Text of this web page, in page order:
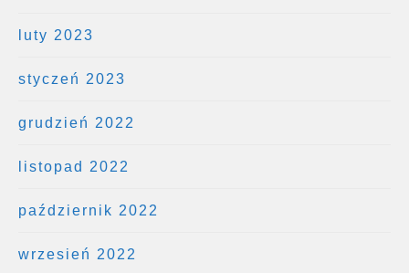
luty 2023
styczeń 2023
grudzień 2022
listopad 2022
październik 2022
wrzesień 2022